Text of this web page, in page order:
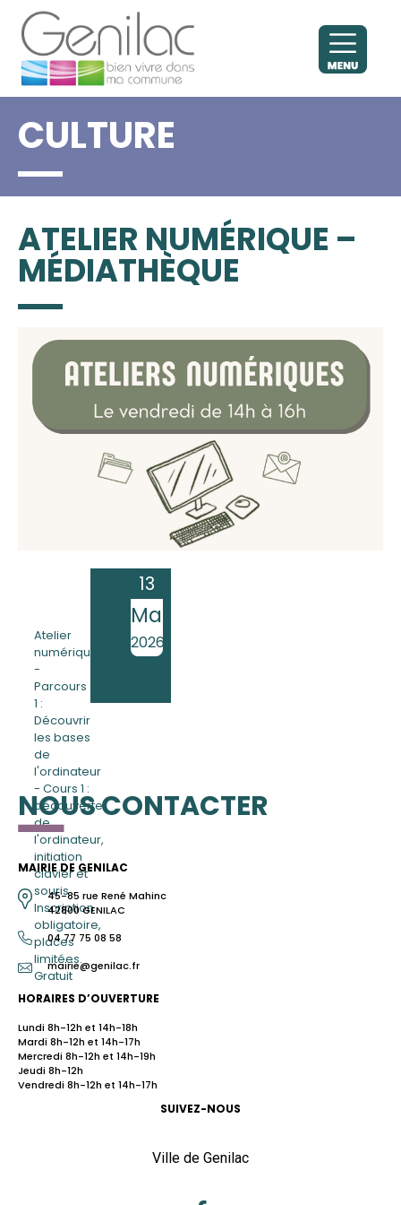
CULTURE
ATELIER NUMÉRIQUE –
MÉDIATHÈQUE
13
Mar
2026
Atelier
numérique
-
Parcours
1 :
Découvrir
les bases
de
l'ordinateur
- Cours 1 :
découverte
de
l'ordinateur,
initiation
clavier et
souris .
Inscription
obligatoire,
places
limitées.
Gratuit
NOUS CONTACTER
MAIRIE DE GENILAC
45-85 rue René Mahinc
42800 GENILAC
04 77 75 08 58
mairie@genilac.fr
HORAIRES D’OUVERTURE
Lundi 8h-12h et 14h-18h
Mardi 8h-12h et 14h-17h
Mercredi 8h-12h et 14h-19h
Jeudi 8h-12h
Vendredi 8h-12h et 14h-17h
SUIVEZ-NOUS
Ville de Genilac